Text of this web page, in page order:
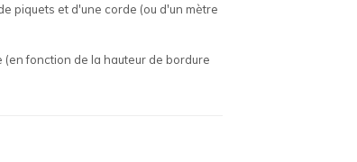
piquets et d'une corde (ou d'un mètre
(en fonction de la hauteur de bordure